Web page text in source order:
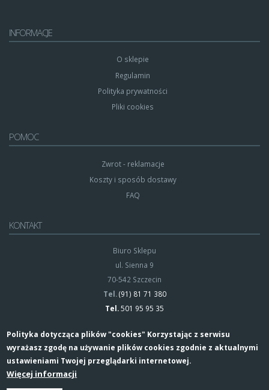
INFORMACJE
O sklepie
Regulamin
Polityka prywatności
Pliki cookies
POMOC
Zwrot - reklamacje
Koszty i sposób dostawy
FAQ
KONTAKT
Biuro Sklepu
ul. Sienna 9
70-542 Szczecin
Tel.(91) 81 71 380
Tel.501 95 95 35
Polityka dotycząca plików "cookies" Korzystając z serwisu
wyrażasz zgodę na używanie plików cookies zgodnie z aktualnymi
ustawieniami Twojej przeglądarki internetowej.
Więcej informacji